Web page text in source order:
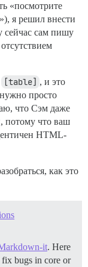
«посмотрите
я решил внести
сейчас сам пишу
[table] , и это
просто
что Сэм даже
потому что ваш
HTML-
как это
it. Here
bugs in core or